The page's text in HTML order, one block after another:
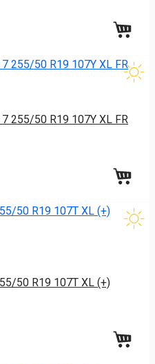
255/50 R19 107Y XL FR
50 R19 107T XL (+)